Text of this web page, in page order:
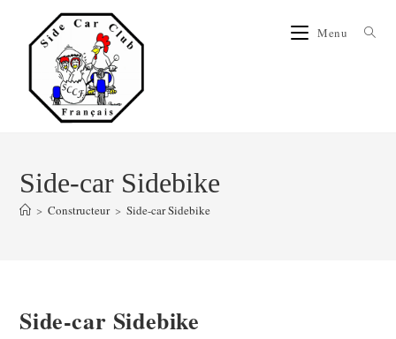
Menu
Side-car Sidebike
> Constructeur > Side-car Sidebike
Side-car Sidebike